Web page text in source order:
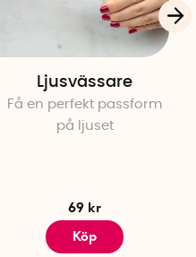
Ljusvässare
Få en perfekt passform
på ljuset
69 kr
Köp